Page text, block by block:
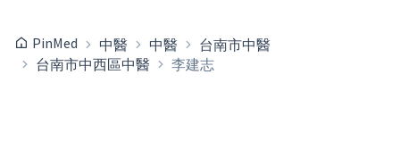
PinMed 中醫 中醫
台南市中醫
台南市中西區中醫
李建志